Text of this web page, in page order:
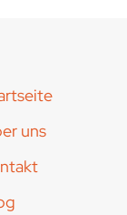
uns